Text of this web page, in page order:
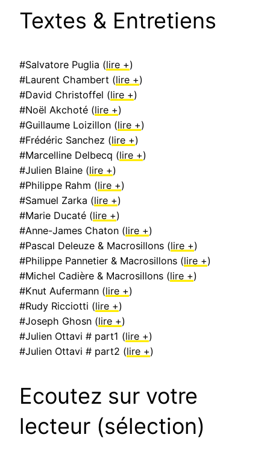
Textes & Entretiens
#Salvatore Puglia (lire +)
#Laurent Chambert (lire +)
#David Christoffel (lire +)
#Noël Akchoté (lire +)
#Guillaume Loizillon (lire +)
#Frédéric Sanchez (lire +)
#Marcelline Delbecq (lire +)
#Julien Blaine (lire +)
#Philippe Rahm (lire +)
#Samuel Zarka (lire +)
#Marie Ducaté (lire +)
#Anne-James Chaton (lire +)
#Pascal Deleuze & Macrosillons (lire +)
#Philippe Pannetier & Macrosillons (lire +)
#Michel Cadière & Macrosillons (lire +)
#Knut Aufermann (lire +)
#Rudy Ricciotti (lire +)
#Joseph Ghosn (lire +)
#Julien Ottavi # part1 (lire +)
#Julien Ottavi # part2 (lire +)
Ecoutez sur votre
lecteur (sélection)